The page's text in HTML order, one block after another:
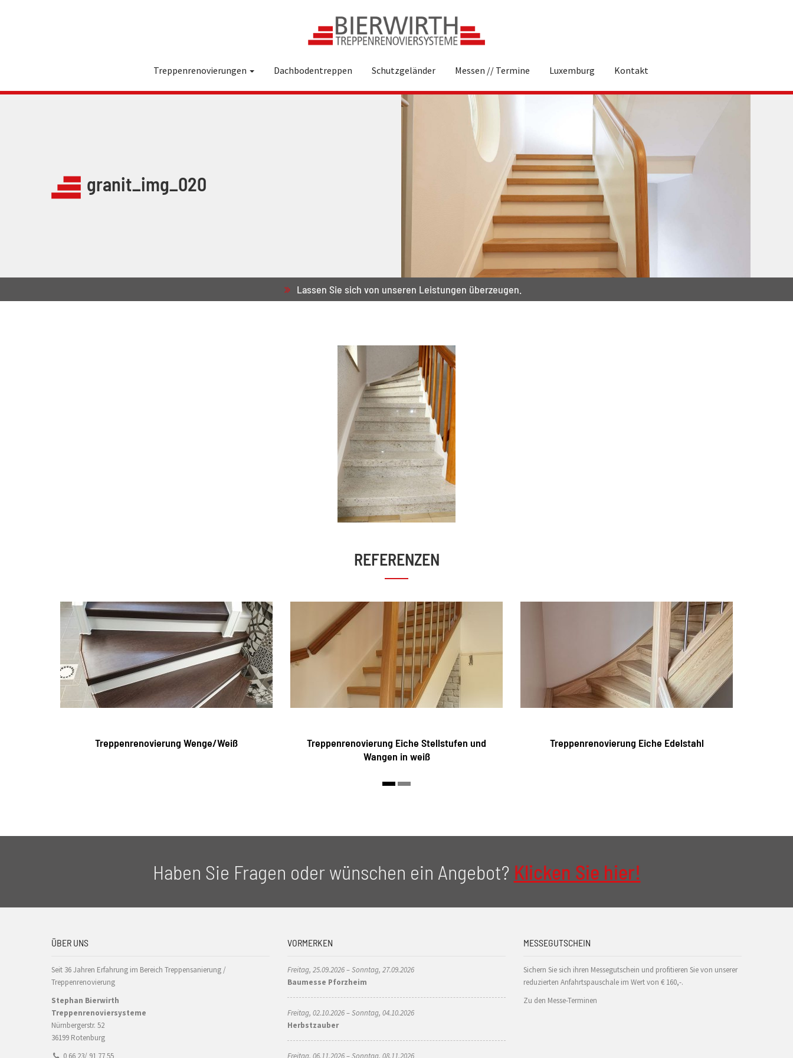
Treppenrenovierungen Dachbodentreppen Schutzgeländer Messen // Termine Luxemburg Kontakt
granit_img_020
Lassen Sie sich von unseren Leistungen überzeugen.
REFERENZEN
Treppenrenovierung Wenge/Weiß
Treppenrenovierung Eiche Stellstufen und
Wangen in weiß
Treppenrenovierung Eiche Edelstahl
Haben Sie Fragen oder wünschen ein Angebot? Klicken Sie hier!
ÜBER UNS
Seit 36 Jahren Erfahrung im Bereich Treppensanierung /
Treppenrenovierung
Stephan Bierwirth
Treppenrenoviersysteme
Nürnbergerstr. 52
36199 Rotenburg
0 66 23/ 91 77 55
VORMERKEN
Freitag, 25.09.2026 – Sonntag, 27.09.2026
Baumesse Pforzheim
Freitag, 02.10.2026 – Sonntag, 04.10.2026
Herbstzauber
Freitag, 06.11.2026 – Sonntag, 08.11.2026
MESSEGUTSCHEIN
Sichern Sie sich ihren Messegutschein und profitieren Sie von unserer
reduzierten Anfahrtspauschale im Wert von € 160,-.
Zu den Messe-Terminen